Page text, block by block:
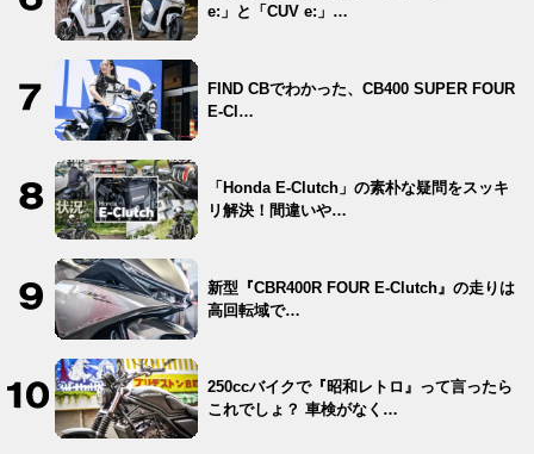
e:」と「CUV e:」…
FIND CBでわかった、CB400 SUPER FOUR
E-Cl…
「Honda E-Clutch」の素朴な疑問をスッキ
リ解決！間違いや…
新型『CBR400R FOUR E-Clutch』の走りは
高回転域で…
250ccバイクで『昭和レトロ』って言ったら
これでしょ？ 車検がなく…